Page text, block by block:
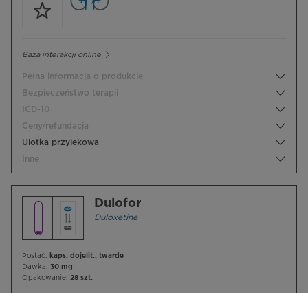
Baza interakcji online
Pełna informacja o produkcie
Bezpieczeństwo terapii
ICD-10
Ceny/refundacja
Ulotka przylekowa
Inne
Dulofor
Duloxetine
Postać: kaps. dojelit., twarde
Dawka: 30 mg
Opakowanie: 28 szt.